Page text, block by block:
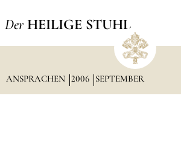
Der HEILIGE STUHL
ANSPRACHEN 2006 SEPTEMBER